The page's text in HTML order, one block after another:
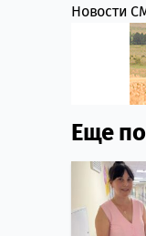
Новости
Еще